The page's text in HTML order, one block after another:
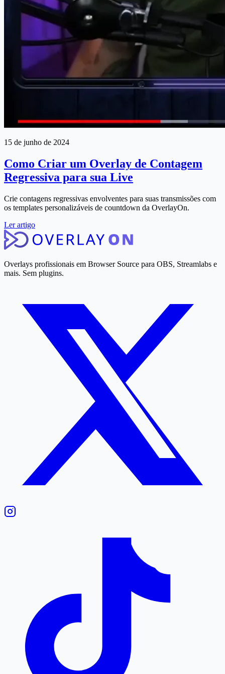
15 de junho de 2024
Como Criar um Overlay de Contagem
Regressiva para sua Live
Crie contagens regressivas envolventes para suas transmissões com
os templates personalizáveis de countdown da OverlayOn.
Ler artigo
Overlays profissionais em Browser Source para OBS, Streamlabs e
mais. Sem plugins.